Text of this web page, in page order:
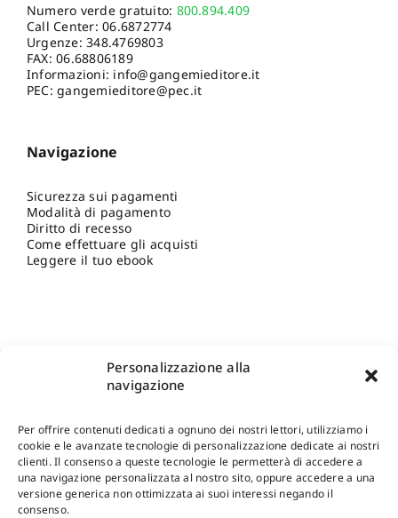
Personalizzazione alla
navigazione
Per offrire contenuti dedicati a ognuno dei nostri lettori, utilizziamo i
cookie e le avanzate tecnologie di personalizzazione dedicate ai nostri
clienti. Il consenso a queste tecnologie le permetterà di accedere a
una navigazione personalizzata al nostro sito, oppure accedere a una
versione generica non ottimizzata ai suoi interessi negando il
consenso.
Numero verde gratuito: 800.894.409
Call Center:06.6872774
Urgenze:348.4769803
FAX: 06.68806189
Informazioni: info@gangemieditore.it
PEC: gangemieditore@pec.it
Navigazione
Sicurezza sui pagamenti
Modalità di pagamento
Diritto di recesso
Come effettuare gli acquisti
Leggere il tuo ebook
Shop Gangemi Editore-Pagamenti Sicuri e anche Rateali